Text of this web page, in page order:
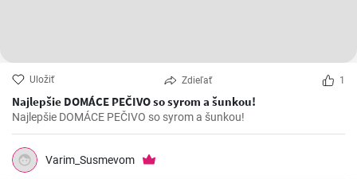
Uložiť Zdieľať 1
Najlepšie DOMÁCE PEČIVO so syrom a šunkou!
Najlepšie DOMÁCE PEČIVO so syrom a šunkou!
Varim_Susmevom